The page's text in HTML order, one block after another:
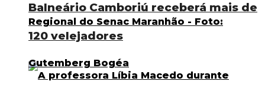
Balneário Camboriú receberá mais de
120 velejadores